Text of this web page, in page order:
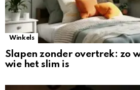
Winkels
Slapen zonder overtrek: zo
wie het slim is